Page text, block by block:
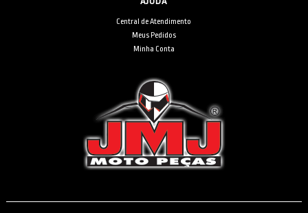
Central de Atendimento
Meus Pedidos
Minha Conta